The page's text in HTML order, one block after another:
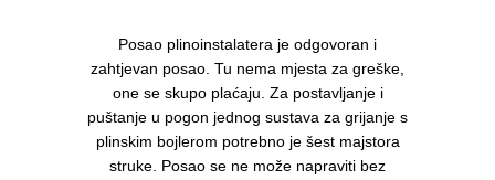
Posao plinoinstalatera je odgovoran i
zahtjevan posao. Tu nema mjesta za greške,
one se skupo plaćaju. Za postavljanje i
puštanje u pogon jednog sustava za grijanje s
plinskim bojlerom potrebno je šest majstora
struke. Posao se ne može napraviti bez